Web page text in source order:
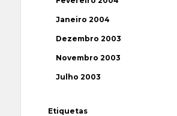
Janeiro 2004
Dezembro 2003
Novembro 2003
Julho 2003
Etiquetas